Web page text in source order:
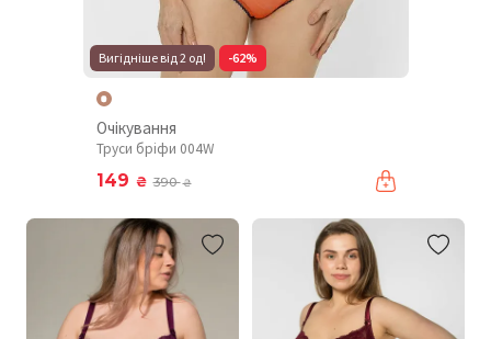
Вигідніше від 2 од! -62%
Очікування
Труси бріфи 004W
149 ₴ 390₴